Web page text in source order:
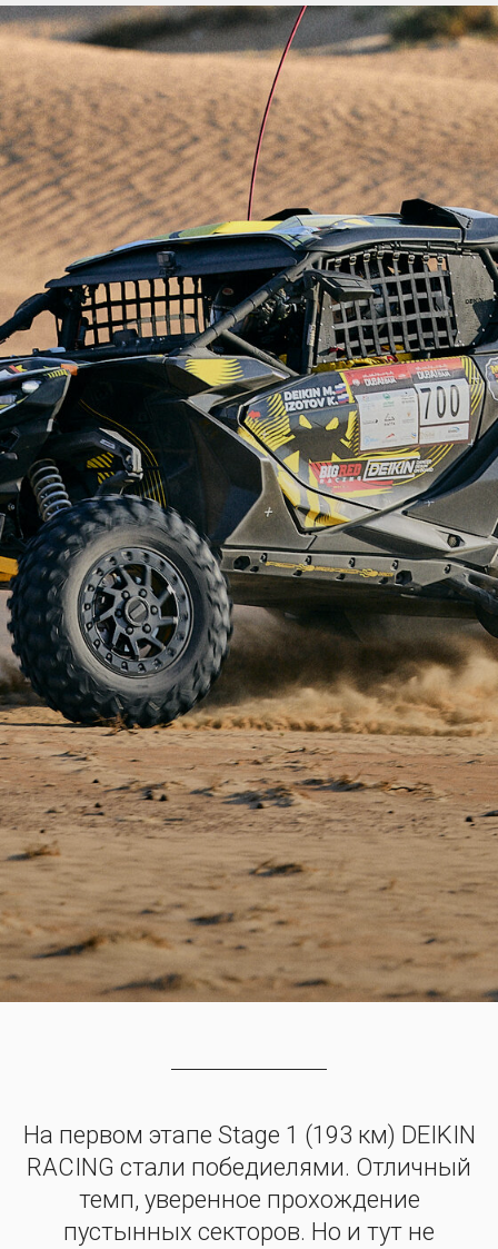
На первом этапе Stage 1 (193 км) DEIKIN
RACING стали победиелями. Отличный
темп, уверенное прохождение
пустынных секторов. Но и тут не